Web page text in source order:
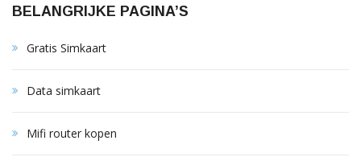
BELANGRIJKE PAGINA’S
Gratis Simkaart
Data simkaart
Mifi router kopen